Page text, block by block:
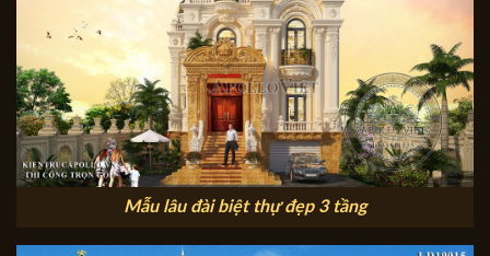
Mẫu lâu đài biệt thự đẹp 3 tầng